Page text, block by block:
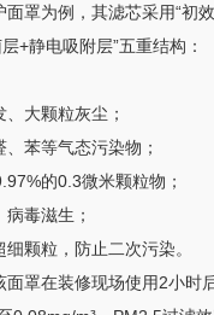
面罩为例，其滤芯采用“初
+静电吸附层”五重结构：
大颗粒灰尘；
苯等气态污染物；
的0.3微米颗粒物；
毒滋生；
颗粒，防止二次污染。
面罩在装修现场使用2小时